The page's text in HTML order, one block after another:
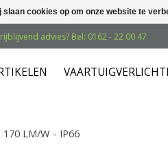
advies? Bel: 0162 - 22 00 47
170 LM/W - IP66
slaan cookies op om onze website te